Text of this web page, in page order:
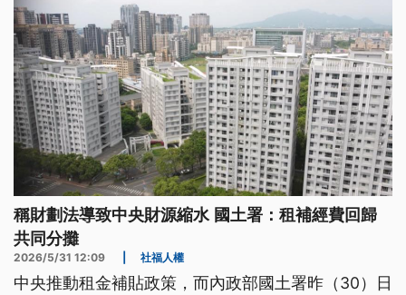
稱財劃法導致中央財源縮水 國土署：租補經費回歸
共同分攤
2026/5/31 12:09 社福人權
中央推動租金補貼政策，而內政部國土署昨（30）日